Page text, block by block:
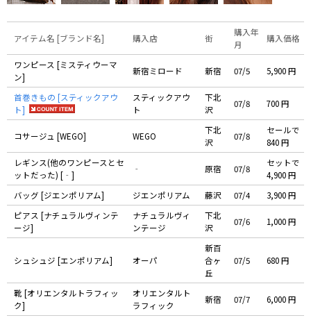
アイテム名 [ブランド名] 購入店 街
購入年
月
購入価格
ワンピース [ミスティウーマ
ン]
新宿ミロード 新宿 07/5 5,900 円
首巻きもの [スティックアウ
ト]
スティックアウ
ト
下北
沢
07/8 700 円
コサージュ [WEGO] WEGO
下北
沢
07/8
セールで
840 円
レギンス(他のワンピースとセ
ットだった) [‐]
‐ 原宿 07/8
セットで
4,900 円
バッグ [ジエンポリアム]
ジエンポリアム 藤沢 07/4
3,900 円
ピアス [ナチュラルヴィンテ
ージ]
ナチュラルヴィ
ンテージ
下北
沢
07/6 1,000 円
シュシュジ [エンポリアム] オーパ
新百
合ヶ
丘
07/5 680 円
靴 [オリエンタルトラフィッ
ク]
オリエンタルト
ラフィック
新宿 07/7 6,000 円